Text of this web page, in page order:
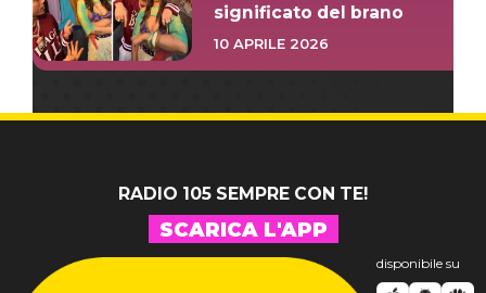
significato del brano
10 APRILE 2026
RADIO 105 SEMPRE CON TE!
SCARICA L'APP
disponibile su